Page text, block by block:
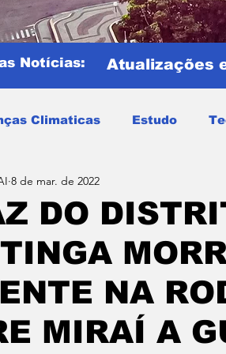
Notícias: Atualizações
Climaticas Estudo
DO MUNDO 2026
Miraí Muriaé Região
DO
NA
MIRAÍ A
8 de mar. de 2022